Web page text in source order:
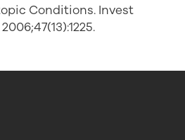
Conditions. Invest